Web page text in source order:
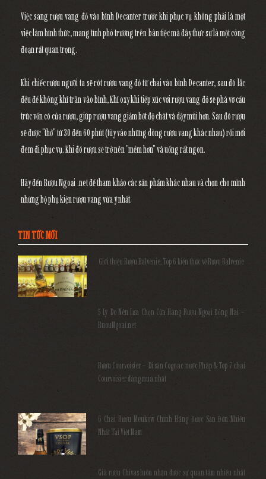
Việc sang rượu vang đỏ vào bình Decanter trước khi phục vụ không phải là một
việc làm hình thức, mang tính phô trương trên bàn tiệc mà đây thực sự là một công
đoạn rất quan trọng.
Khi chiếc rượu người ta sẽ rót rượu vang đỏ từ chai vào bình Decanter, sau đó lắc
đều để không khí tràn vào bình, Khí oxy khi tiếp xúc với rượu vang đỏ sẽ phá vỡ cấu
trúc vốn có của rượu, giúp rượu vang giảm bớt độ chát và dậy mùi hơn. Sau đó rượu
sẽ được "thở" từ 30 đến 60 phút (tùy vào những dòng rượu vang khác nhau) rồi mới
đem đi phục vụ. Khi đó rượu sẽ trở nên "mềm hơn" và uống rất ngon.
Hãy đến Rượu Ngoại .net để tham khảo các sản phẩm khác nhau và chọn cho mình
những bộ phụ kiện rượu vang vừa ý nhất.
TIN TỨC MỚI
Giới thiệu Rượu Balvenie, Top 6 kiến thức về Rượu Balvenie
5 Lý Do Nên Lựa Chọn Cửa Hàng Rượu Ngoại Đồng Nai –
RuouNgoai.net
Rượu Courvoisier – Di sản Cognac nước Pháp & Top 7 chai
Courvoisier đáng mua nhất
6 Chai Rượu Meukow Chính Hãng Được Săn Đón Nhiều
Nhất Tại Việt Nam
Giá rượu Chivas luôn nhận được sự quan tâm nhiều nhất